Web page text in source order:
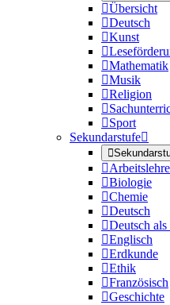
Übersicht
Deutsch
Kunst

Mathematik
Musik
Religion

Sport
Sekundarstufe

Arbeitslehre
Biologie
Chemie
Deutsch
Deutsch als
Englisch
Erdkunde
Ethik
Französisch
Geschichte